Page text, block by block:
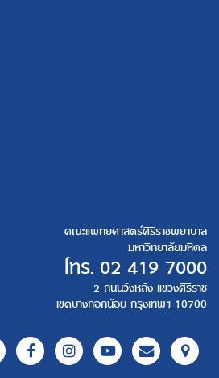
คณะแพทยศาสตร์ศิริราชพยาบาล
มหาวิทยาลัยมหิดล
โทร. 02 419 7000
2 ถนนวังหลัง แขวงศิริราช
เขตบางกอกน้อย กรุงเทพฯ 10700